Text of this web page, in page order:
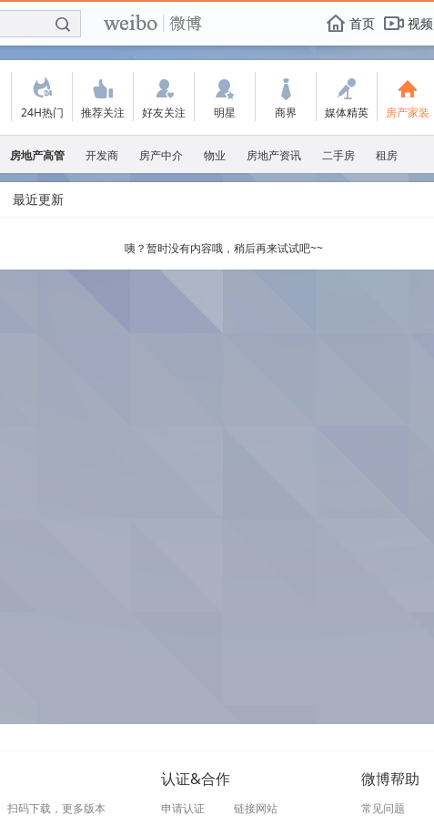
f E 首页  视频
.
24H热门
'
推荐关注
:
好友关注
w
明星
+
商界
-
媒体精英
t
房产家装
房地产高管 开发商 房产中介 物业 房地产资讯 二手房 租房
最近更新
咦？暂时没有内容哦，稍后再来试试吧~~
扫码下载，更多版本
认证&合作
申请认证 链接网站
微博帮助
常见问题